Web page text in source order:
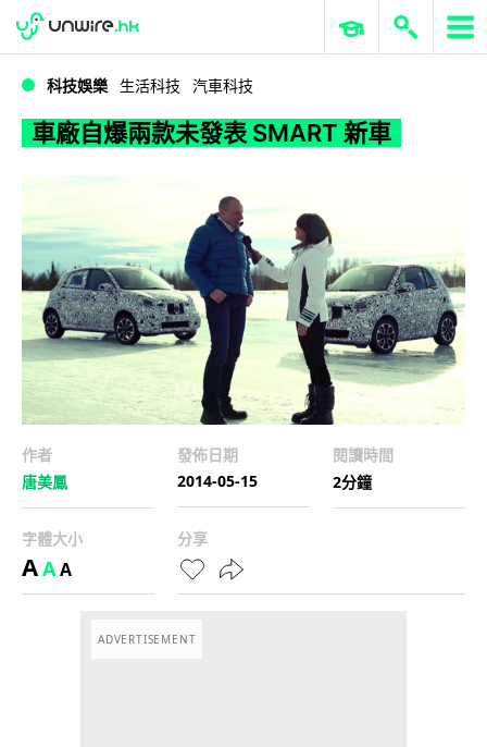
車廠自爆兩款未發表 SMART 新車
WWDC 2026 ERP 與商業 AI
科技娛樂 生活科技 汽車科技
車廠自爆兩款未發表 SMART 新車
作者
唐美鳳
發佈日期
2014-05-15
閱讀時間
2分鐘
字體大小
AAA
分享
ADVERTISEMENT